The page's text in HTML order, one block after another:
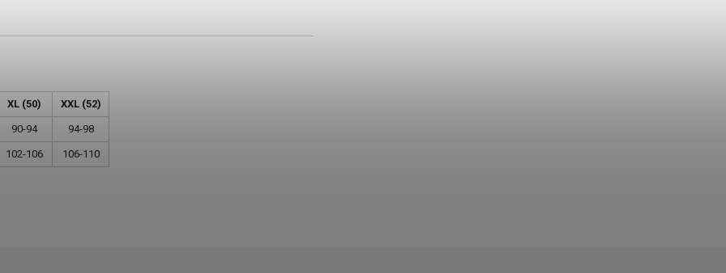
XL (50) XXL (52)
90-94 94-98
102-106 106-110